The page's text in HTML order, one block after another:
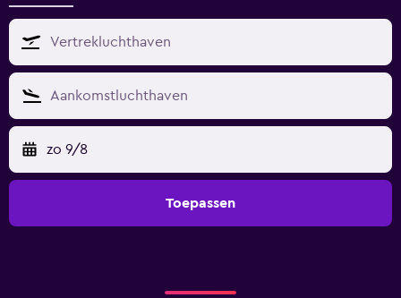
zo 9/8
Toepassen